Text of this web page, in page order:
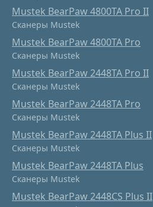
Mustek BearPaw 4800TA Pro II
Сканеры Mustek
Mustek BearPaw 4800TA Pro
Сканеры Mustek
Mustek BearPaw 2448TA Pro II
Сканеры Mustek
Mustek BearPaw 2448TA Pro
Сканеры Mustek
Mustek BearPaw 2448TA Plus II
Сканеры Mustek
Mustek BearPaw 2448TA Plus
Сканеры Mustek
Mustek BearPaw 2448CS Plus II